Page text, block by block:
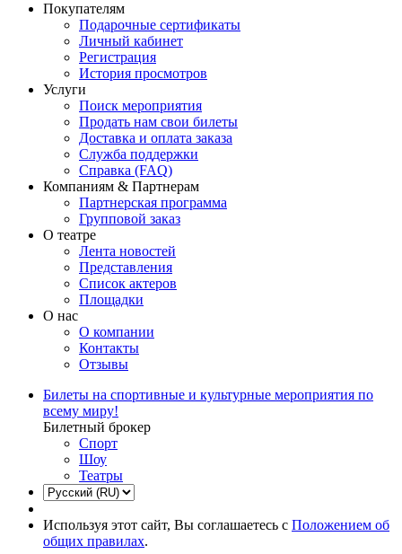
Покупателям
Подарочные сертификаты
Личный кабинет
Регистрация
История просмотров
Услуги
Поиск мероприятия
Продать нам свои билеты
Доставка и оплата заказа
Служба поддержки
Справка (FAQ)
Компаниям & Партнерам
Партнерская программа
Групповой заказ
О театре
Лента новостей
Представления
Список актеров
Площадки
О нас
О компании
Контакты
Отзывы
Билеты на спортивные и культурные мероприятия по
всему миру!
Билетный брокер
Спорт
Шоу
Театры
Используя этот сайт, Вы соглашаетесь с Положением об
общих правилах.